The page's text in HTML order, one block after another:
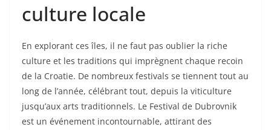
culture locale
En explorant ces îles, il ne faut pas oublier la riche
culture et les traditions qui imprègnent chaque recoin
de la Croatie. De nombreux festivals se tiennent tout au
long de l’année, célébrant tout, depuis la viticulture
jusqu’aux arts traditionnels. Le Festival de Dubrovnik
est un événement incontournable, attirant des